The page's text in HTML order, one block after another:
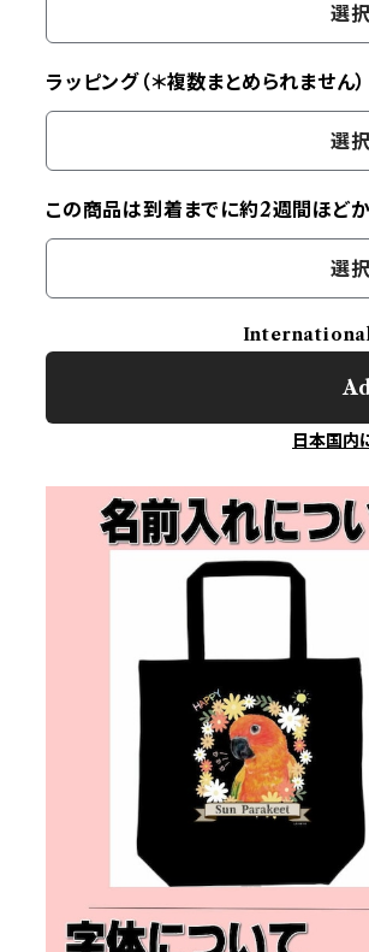
選択
ラッピング（＊複数まとめられません）
選択
この商品は到着までに約2週間ほど
選択
日本国内